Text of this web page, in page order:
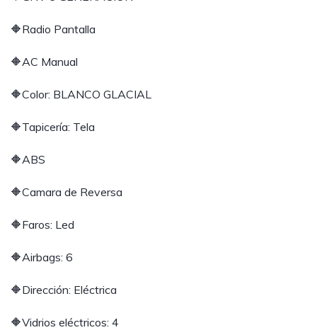
🔶Radio Pantalla
🔶AC Manual
🔶Color: BLANCO GLACIAL
🔶Tapicería: Tela
🔶ABS
🔶Camara de Reversa
🔶Faros: Led
🔶Airbags: 6
🔶Dirección: Eléctrica
🔶Vidrios eléctricos: 4